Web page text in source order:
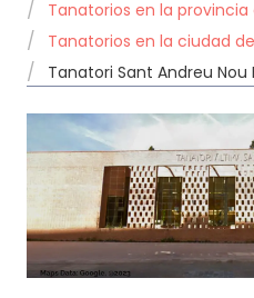
Tanatorios en la provincia
Tanatorios en la ciudad
Tanatori Sant Andreu Nou